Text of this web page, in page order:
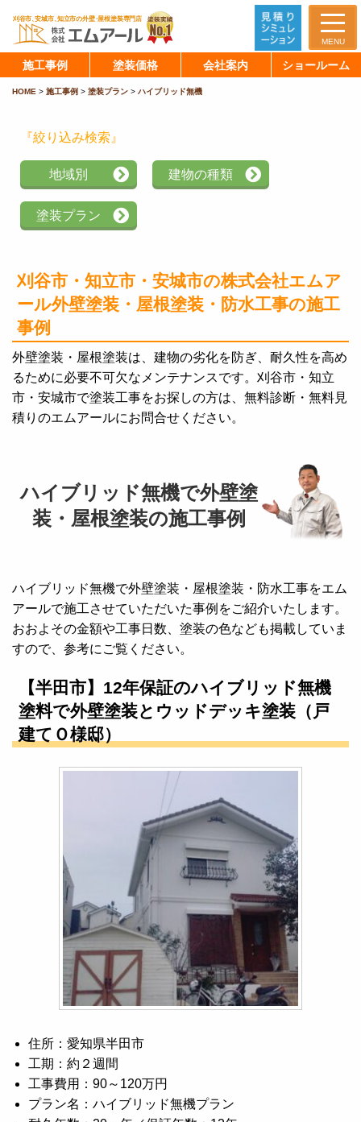
MENU
施工事例 塗装価格 会社案内 ショールーム
HOME > 施工事例 > 塗装プラン > ハイブリッド無機
『絞り込み検索』
地域別 建物の種類
塗装プラン
刈谷市・知立市・安城市の株式会社エムア
ール外壁塗装・屋根塗装・防水工事の施工
事例
外壁塗装・屋根塗装は、建物の劣化を防ぎ、耐久性を高め
るために必要不可欠なメンテナンスです。刈谷市・知立
市・安城市で塗装工事をお探しの方は、無料診断・無料見
積りのエムアールにお問合せください。
ハイブリッド無機で外壁塗
装・屋根塗装の施工事例
ハイブリッド無機で外壁塗装・屋根塗装・防水工事をエム
アールで施工させていただいた事例をご紹介いたします。
おおよその金額や工事日数、塗装の色なども掲載していま
すので、参考にご覧ください。
【半田市】12年保証のハイブリッド無機
塗料で外壁塗装とウッドデッキ塗装（戸
建てＯ様邸）
住所：愛知県半田市
工期：約２週間
工事費用：90～120万円
プラン名：ハイブリッド無機プラン